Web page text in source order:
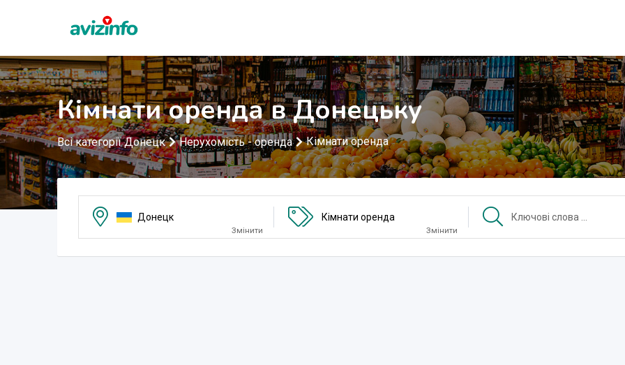
Кімнати оренда в Донецьку
Всі категорії Донецк Нерухомість - оренда Кімнати оренда
Донецк
Змінити
Кімнати оренда
Змінити